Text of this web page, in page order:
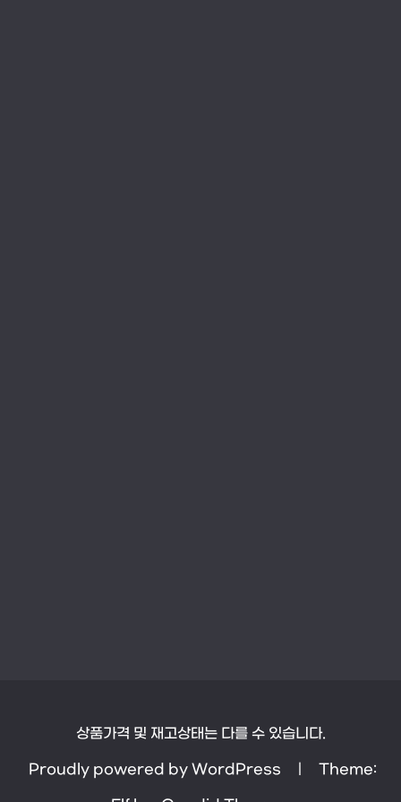
상품가격 및 재고상태는 다를 수 있습니다.
Proudly powered by WordPress Theme: